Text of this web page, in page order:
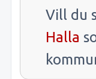
Vill du
Halla